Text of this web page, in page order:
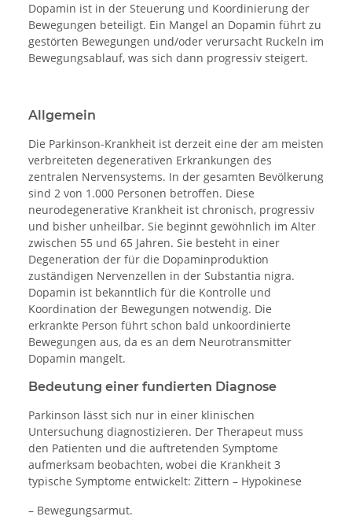
Dopamin ist in der Steuerung und Koordinierung der
Bewegungen beteiligt. Ein Mangel an Dopamin führt zu
gestörten Bewegungen und/oder verursacht Ruckeln im
Bewegungsablauf, was sich dann progressiv steigert.
Allgemein
Die Parkinson-Krankheit ist derzeit eine der am meisten
verbreiteten degenerativen Erkrankungen des
zentralen Nervensystems. In der gesamten Bevölkerung
sind 2 von 1.000 Personen betroffen. Diese
neurodegenerative Krankheit ist chronisch, progressiv
und bisher unheilbar. Sie beginnt gewöhnlich im Alter
zwischen 55 und 65 Jahren. Sie besteht in einer
Degeneration der für die Dopaminproduktion
zuständigen Nervenzellen in der Substantia nigra.
Dopamin ist bekanntlich für die Kontrolle und
Koordination der Bewegungen notwendig. Die
erkrankte Person führt schon bald unkoordinierte
Bewegungen aus, da es an dem Neurotransmitter
Dopamin mangelt.
Bedeutung einer fundierten Diagnose
Parkinson lässt sich nur in einer klinischen
Untersuchung diagnostizieren. Der Therapeut muss
den Patienten und die auftretenden Symptome
aufmerksam beobachten, wobei die Krankheit 3
typische Symptome entwickelt: Zittern – Hypokinese
– Bewegungsarmut.